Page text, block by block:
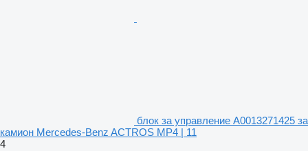
блок за управление A0013271425 за
камион Mercedes-Benz ACTROS MP4 | 11
4